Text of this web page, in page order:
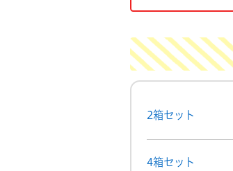
2箱セット
4箱セット